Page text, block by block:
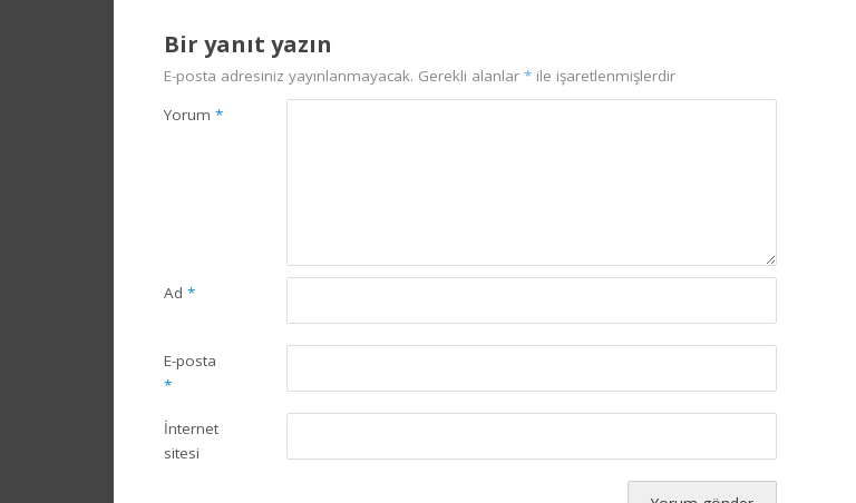
Bir yanıt yazın
E-posta adresiniz yayınlanmayacak. Gerekli alanlar * ile işaretlenmişlerdir
Yorum *
Ad *
E-posta
*
İnternet
sitesi